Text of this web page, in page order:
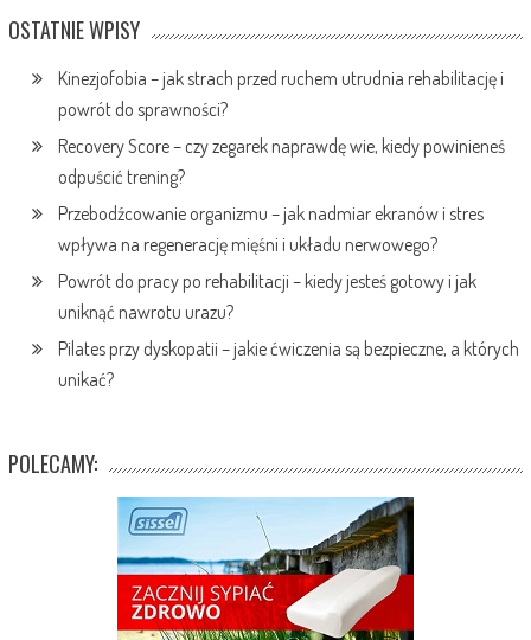
OSTATNIE WPISY
Kinezjofobia – jak strach przed ruchem utrudnia rehabilitację i
powrót do sprawności?
Recovery Score – czy zegarek naprawdę wie, kiedy powinieneś
odpuścić trening?
Przebodźcowanie organizmu – jak nadmiar ekranów i stres
wpływa na regenerację mięśni i układu nerwowego?
Powrót do pracy po rehabilitacji – kiedy jesteś gotowy i jak
uniknąć nawrotu urazu?
Pilates przy dyskopatii – jakie ćwiczenia są bezpieczne, a których
unikać?
POLECAMY: